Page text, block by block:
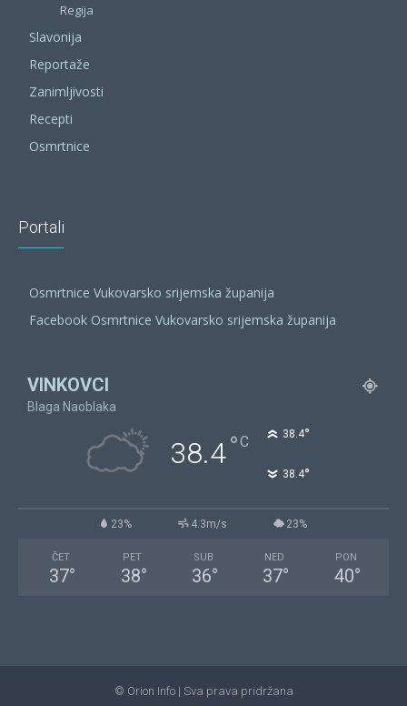
Regija
Slavonija
Reportaže
Zanimljivosti
Recepti
Osmrtnice
Portali
Osmrtnice Vukovarsko srijemska županija
Facebook Osmrtnice Vukovarsko srijemska županija
VINKOVCI
Blaga Naoblaka
38.4°C 38.4°
38.4°
23% 4.3m/s 23%
ČET
37°
PET
38°
SUB
36°
NED
37°
PON
40°
© Orion Info | Sva prava pridržana